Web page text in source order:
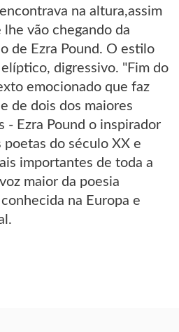
na altura,assim
vão chegando da
de Ezra Pound. O estilo
digressivo. "Fim do
emocionado que faz
de dois dos maiores
- Ezra Pound o inspirador
poetas do século XX e
importantes de toda a
maior da poesia
na Europa e